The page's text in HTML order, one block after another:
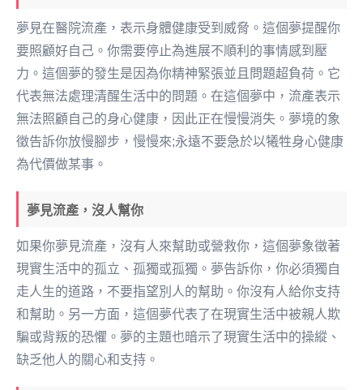
夢見在醫院流產，表示身體健康受到威脅。這個夢提醒你
要照顧好自己。你需要停止為進展不順利的事情感到壓
力。這個夢的發生是因為你精神緊張並且問題超負荷。它
代表無法處理清醒生活中的問題。在這個夢中，流產表示
無法照顧自己的身心健康，因此正在慢慢消失。夢境的象
徵告訴你放慢腳步，慢慢來;永遠不要急於以犧牲身心健康
為代價做某事。
夢見流產，沒人幫你
如果你夢見流產，沒有人來幫助或營救你，這個夢象徵著
現實生活中的孤立、孤獨或孤獨。夢告訴你，你必須獨自
走人生的道路，不要指望別人的幫助。你沒有人給你支持
和幫助。另一方面，這個夢代表了在現實生活中被親人欺
騙或背叛的恐懼。夢的主題也暗示了現實生活中的操縱、
缺乏他人的關心和支持。